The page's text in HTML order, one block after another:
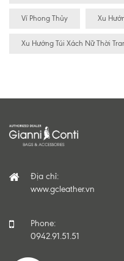
Ví Phong Thủy Xu
Xu Hướng Túi Xách Nữ Thời
Địa chỉ:
www.gcleather.vn
Phone:
0942.91.51.51